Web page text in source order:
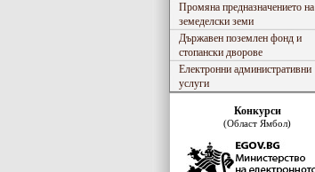
Промяна предназначението на
земеделски земи
Държавен поземлен фонд и
стопански дворове
Електронни административни
услуги
Конкурси
(Област Ямбол)